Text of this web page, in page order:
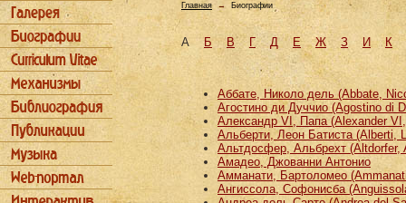
Главная→ Биографии
АБ В Г Д Е Ж З И К
Аббате, Николо дель (Abbate,
Агостино ди Дуччио (Agostino di
Александр VI, Папа (Alexander
Альберти, Леон Батиста (Alberti,
Альтдосфер, Альбрехт (Altdorfer,
Амадео, Джованни Антонио
Амманати, Бартоломео
Ангиссола, Софонисба